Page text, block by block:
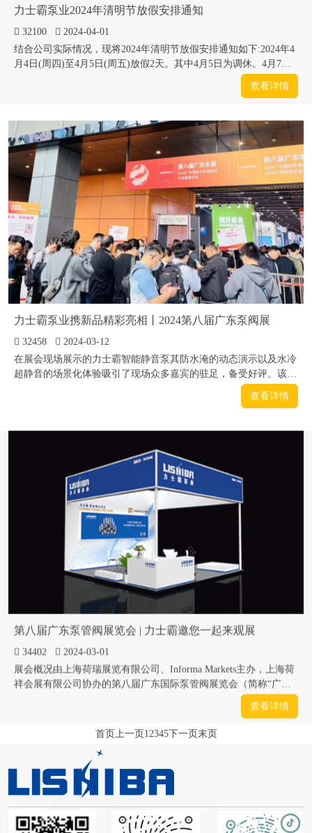
力士霸泵业2024年清明节放假安排通知
32100
2024-04-01
结合公司实际情况，现将2024年清明节放假安排通知如下:2024年4
月4日(周四)至4月5日(周五)放假2天。其中4月5日为调休。4月7日
查看详情
力士霸泵业携新品精彩亮相丨2024第八届广东泵阀展
32458
2024-03-12
在展会现场展示的力士霸智能静音泵其防水淹的动态演示以及水冷
超静音的场景化体验吸引了现场众多嘉宾的驻足，备受好评。该产
品切实解决了二次供水行业内泵房淹水、噪音扰民等痛点问题。
查看详情
第八届广东泵管阀展览会 | 力士霸邀您一起来观展
34402
2024-03-01
展会概况由上海荷瑞展览有限公司、Informa Markets主办，上海荷
祥会展有限公司协办的第八届广东国际泵管阀展览会（简称“广东
泵阀展”）将携手广东水展于2024年3月5-7日在广州保利世贸博览
馆隆重开幕！第八届广东泵阀展是华南高品质泵管阀展览会，携手
同期举办的广东水展，2024年规模将扩增至36,000㎡，汇聚8...
查看详情
首页上一页1 2345下一页末页